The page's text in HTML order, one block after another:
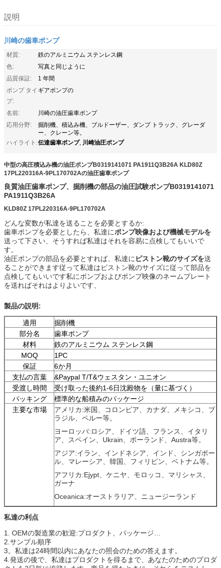
説明
川崎の歯車ポンプ
材質:
鉄のアルミニウム ステンレス鋼
色:
写真と同じように
品質保証:
1 年間
ポンプ タイ
プ:
ギアポンプの
名前:
川崎の油圧歯車ポンプ
応用分野:
掘削機、積込み機、ブルドーザー、ダンプ トラック、グレーダ
ー、クレーン等。
ハイライト:伝達歯車ポンプ, 川崎油圧ポンプ
中型の高圧積込み機の油圧ポンプB0319141071 PA1911Q3B26A KLD80Z
17PL220316A-9PL170702Aの油圧歯車ポンプ
良質油圧歯車ポンプ、掘削機の部品の油圧試験ポンプB0319141071
PA1911Q3B26A
KLD80Z 17PL220316A-9PL170702A
どんな変数が私達を送ることを必要とするか:
歯車ポンプを必要としたら、私達にポンプ映像および機械モデルを
送って下さい、そうすれば私達はそれを容易に点検してもいいで
す。
油圧ポンプの部品を必要とすれば、私達に ピストン靴のサイズを送
ることができます従って私達はピストン靴のサイズに従って部品を
点検してもいいです私にポンプおよびポンプ映像のネームプレート
を送ればそれはよりよいです、
製品の説明:
適用
掘削機
部分名
歯車ポンプ
材料
鉄のアルミニウム ステンレス鋼
MOQ
1PC
保証
6か月
支払の言葉
&Paypal T/T&ウェスタン・ユニオン
受渡し時間
受け取った後約1-6日沈殿物を（量に基づく）
パッキング
標準的な船積みのパッケージ
主要な市場
アメリカ:米国、コロンビア、カナダ、メキシコ、ブ
ラジル、ペルー等。
ヨーロッパ:ロシア、ドイツ語、フランス、イタリ
ア、スペイン、Ukrain、ポーランド、Austra等。
アジア:イラン、インドネシア、インド、シンガポー
ル、マレーシア、韓国、フィリピン、ベトナム等。
アフリカ:Ejypt、ケニヤ、モロッコ、マリシャス、
ガーナ
Oceanica:オーストラリア、ニュージーランド
私達の利点
1. OEMの製造業の歓迎:プロダクト、パッケージ…
2.サンプル順序
3。私達は24時間以内にあなたの照会のための答えます。
4.発送の後で、私達はプロダクトを得るまで、あなたのためのプロダ